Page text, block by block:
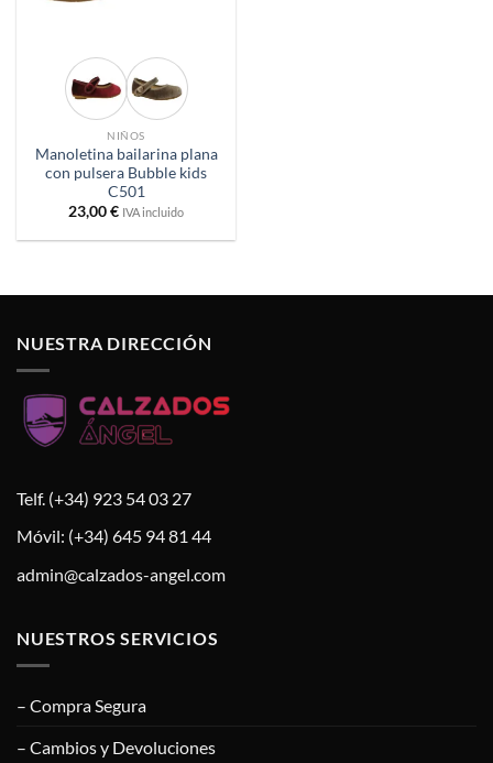
NIÑOS
Manoletina bailarina plana
con pulsera Bubble kids
C501
23,00€ IVA incluido
NUESTRA DIRECCIÓN
Telf. (+34) 923 54 03 27
Móvil: (+34) 645 94 81 44
admin@calzados-angel.com
NUESTROS SERVICIOS
– Compra Segura
– Cambios y Devoluciones